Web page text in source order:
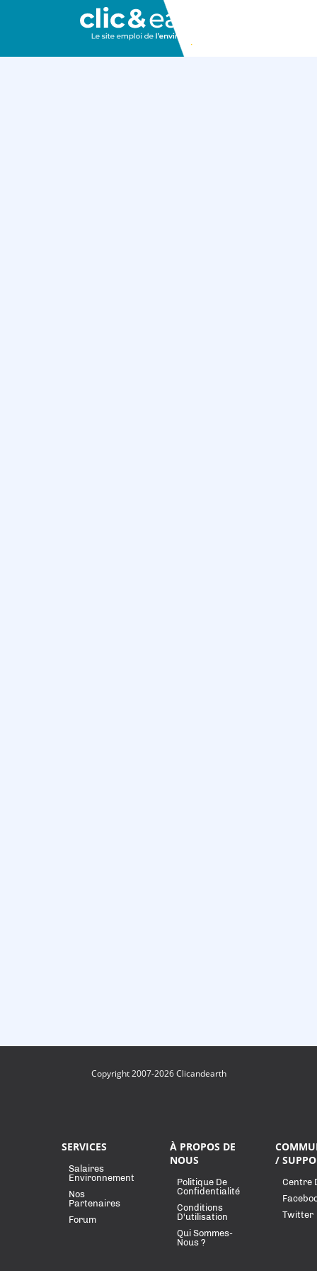
Copyright 2007-2026 Clicandearth
SERVICES
Salaires
Environnement
Nos
Partenaires
Forum
À PROPOS DE
NOUS
Politique De
Confidentialité
Conditions
D'utilisation
Qui Sommes-
Nous ?
/
Centre
Twitter